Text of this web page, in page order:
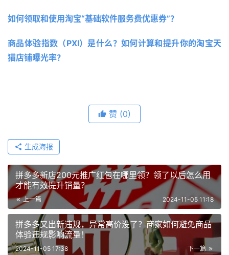
如何领取和使用淘宝“基础软件服务费优惠券”？
商品体验指数（PXI）是什么？如何计算和提升你的淘宝天
猫店铺曝光率？
赞 (0)
生成海报
拼多多新店200元推广红包在哪里领？领了以后怎么用
才能有效提升销量？
上一篇 2024-11-05 11:18
拼多多又出新违规，异常高价没了？商家如何避免商品
体验违规影响流量！
下一篇
2024-11-05 17:38